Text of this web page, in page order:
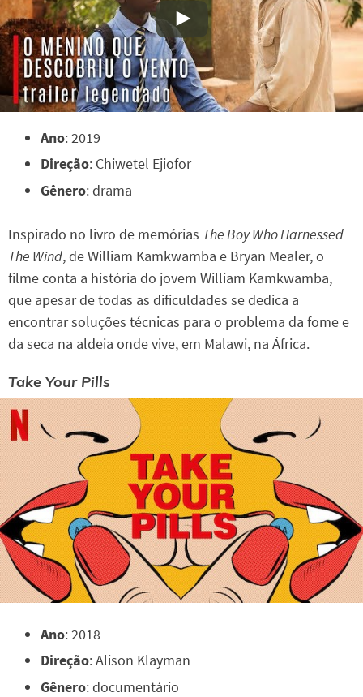
Ano: 2019
Direção: Chiwetel Ejiofor
Gênero: drama
Inspirado no livro de memórias The Boy Who Harnessed
The Wind, de William Kamkwamba e Bryan Mealer, o
filme conta a história do jovem William Kamkwamba,
que apesar de todas as dificuldades se dedica a
encontrar soluções técnicas para o problema da fome e
da seca na aldeia onde vive, em Malawi, na África.
Take Your Pills
Ano: 2018
Direção: Alison Klayman
Gênero: documentário